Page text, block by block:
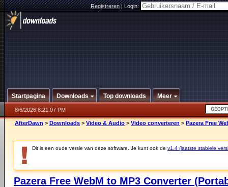
Registreren|Login:
Startpagina Downloads Top downloads Meer
8/6/2026 8:21:07 PM
AfterDawn > Downloads > Video & Audio > Video converteren > Pazera Free
Dit is een oude versie van deze software. Je kunt ook de v1.4 (laatste stabiele
Pazera Free WebM to MP3 Converter